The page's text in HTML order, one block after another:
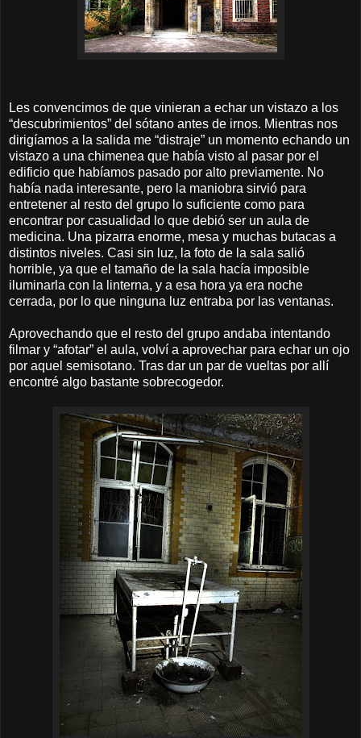
Les convencimos de que vinieran a echar un vistazo a los
“descubrimientos” del sótano antes de irnos. Mientras nos
dirigíamos a la salida me “distraje” un momento echando un
vistazo a una chimenea que había visto al pasar por el
edificio que habíamos pasado por alto previamente. No
había nada interesante, pero la maniobra sirvió para
entretener al resto del grupo lo suficiente como para
encontrar por casualidad lo que debió ser un aula de
medicina. Una pizarra enorme, mesa y muchas butacas a
distintos niveles. Casi sin luz, la foto de la sala salió
horrible, ya que el tamaño de la sala hacía imposible
iluminarla con la linterna, y a esa hora ya era noche
cerrada, por lo que ninguna luz entraba por las ventanas.
Aprovechando que el resto del grupo andaba intentando
filmar y “afotar” el aula, volví a aprovechar para echar un ojo
por aquel semisotano. Tras dar un par de vueltas por allí
encontré algo bastante sobrecogedor.